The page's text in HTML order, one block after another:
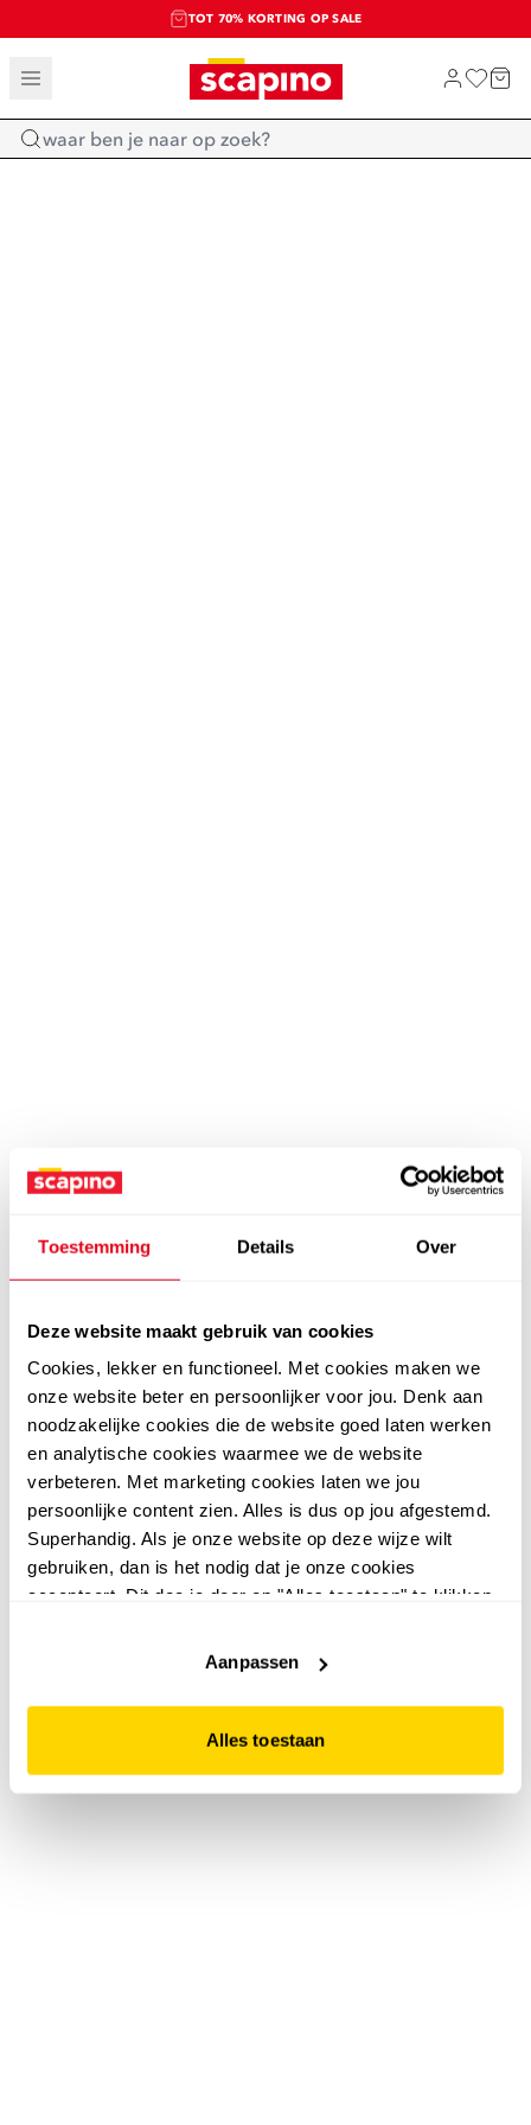
Toestemming Details Over
Deze website maakt gebruik van cookies
Cookies, lekker en functioneel. Met cookies maken we
onze website beter en persoonlijker voor jou. Denk aan
noodzakelijke cookies die de website goed laten werken
en analytische cookies waarmee we de website
verbeteren. Met marketing cookies laten we jou
persoonlijke content zien. Alles is dus op jou afgestemd.
Superhandig. Als je onze website op deze wijze wilt
gebruiken, dan is het nodig dat je onze cookies
accepteert. Dit doe je door op "Alles toestaan" te klikken.
website niet optimaal functioneert.
Aanpassen
Alles toestaan
TOT 70% KORTING OP SALE
SALE: LAATSTE KANS!
SHOP NIEUW
Home